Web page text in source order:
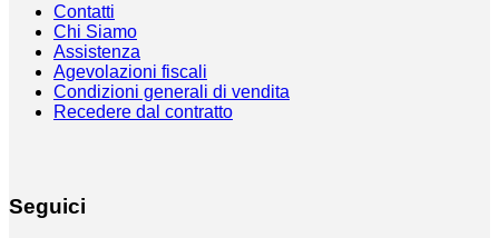
Contatti
Chi Siamo
Assistenza
Agevolazioni fiscali
Condizioni generali di vendita
Recedere dal contratto
Seguici